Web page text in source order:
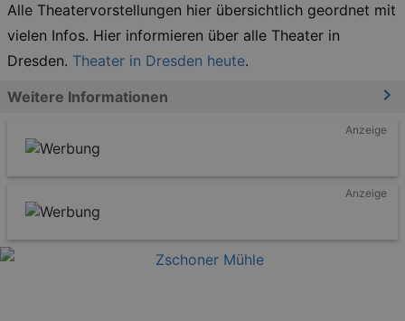
Alle Theatervorstellungen hier übersichtlich geordnet mit
vielen Infos. Hier informieren über alle Theater in
Dresden. Theater in Dresden heute.
Weitere Informationen
Anzeige
Anzeige